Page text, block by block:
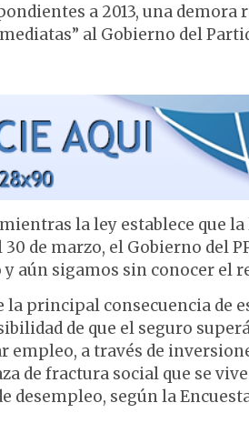
a 2013, una demora
al Gobierno del
la ley establece que
de marzo, el Gobierno del
aún sigamos sin conocer el
principal consecuencia de
de que el seguro
empleo, a través de
de fractura social que se
desempleo, según la